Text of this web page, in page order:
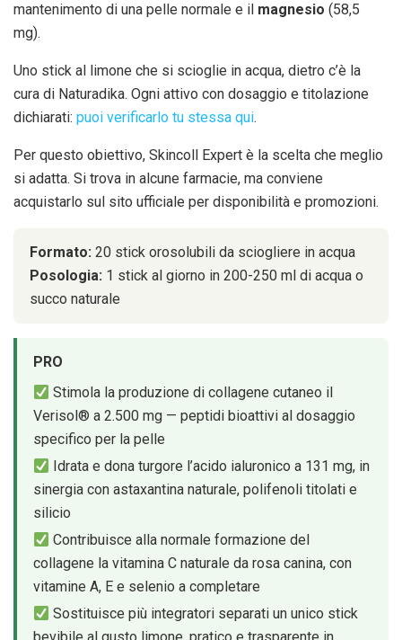
mantenimento di una pelle normale e il magnesio (58,5
mg).
Uno stick al limone che si scioglie in acqua, dietro c’è la
cura di Naturadika. Ogni attivo con dosaggio e titolazione
dichiarati: puoi verificarlo tu stessa qui.
Per questo obiettivo, Skincoll Expert è la scelta che meglio
si adatta. Si trova in alcune farmacie, ma conviene
acquistarlo sul sito ufficiale per disponibilità e promozioni.
Formato: 20 stick orosolubili da sciogliere in acqua
Posologia: 1 stick al giorno in 200-250 ml di acqua o
succo naturale
PRO
Stimola la produzione di collagene cutaneo il
Verisol® a 2.500 mg — peptidi bioattivi al dosaggio
specifico per la pelle
Idrata e dona turgore l’acido ialuronico a 131 mg, in
sinergia con astaxantina naturale, polifenoli titolati e
silicio
Contribuisce alla normale formazione del
collagene la vitamina C naturale da rosa canina, con
vitamine A, E e selenio a completare
Sostituisce più integratori separati un unico stick